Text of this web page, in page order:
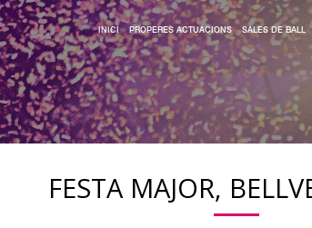
INICI PROPERES ACTUACIONS SALES DE BALL
FESTA MAJOR,